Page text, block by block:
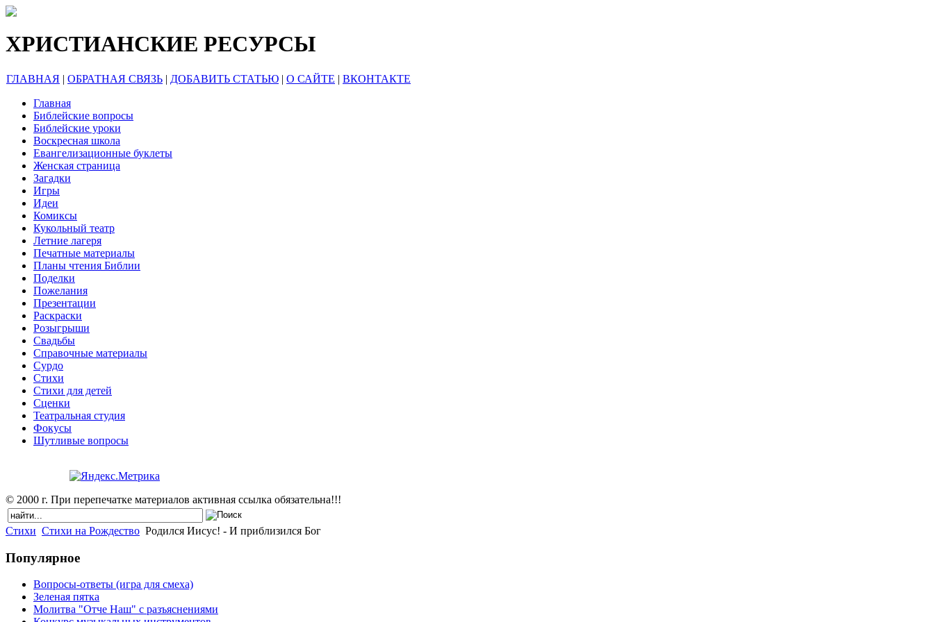
ХРИСТИАНСКИЕ РЕСУРСЫ
ГЛАВНАЯ | ОБРАТНАЯ СВЯЗЬ | ДОБАВИТЬ СТАТЬЮ | О САЙТЕ | ВКОНТАКТЕ
Главная
Библейские вопросы
Библейские уроки
Воскресная школа
Евангелизационные буклеты
Женская страница
Загадки
Игры
Идеи
Комиксы
Кукольный театр
Летние лагеря
Печатные материалы
Планы чтения Библии
Поделки
Пожелания
Презентации
Раскраски
Розыгрыши
Свадьбы
Справочные материалы
Сурдо
Стихи
Стихи для детей
Сценки
Театральная студия
Фокусы
Шутливые вопросы
© 2000 г. При перепечатке материалов активная ссылка обязательна!!!
Стихи Стихи на Рождество Родился Иисус! - И приблизился Бог
Популярное
Вопросы-ответы (игра для смеха)
Зеленая пятка
Молитва "Отче Наш" с разъяснениями